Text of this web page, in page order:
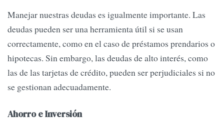
Manejar nuestras deudas es igualmente importante. Las
deudas pueden ser una herramienta útil si se usan
correctamente, como en el caso de préstamos prendarios o
hipotecas. Sin embargo, las deudas de alto interés, como
las de las tarjetas de crédito, pueden ser perjudiciales si no
se gestionan adecuadamente.
Ahorro e Inversión